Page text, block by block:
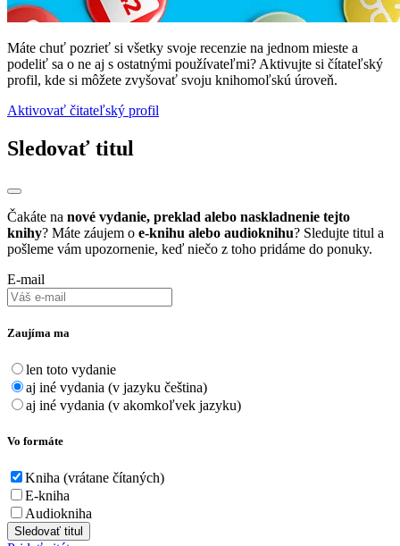
Máte chuť pozrieť si všetky svoje recenzie na jednom mieste a
podeliť sa o ne aj s ostatnými používateľmi? Aktivujte si čítateľský
profil, kde si môžete zvyšovať svoju knihomoľskú úroveň.
Aktivovať čitateľský profil
Sledovať titul
Čakáte na nové vydanie, preklad alebo naskladnenie tejto
knihy? Máte záujem o e-knihu alebo audioknihu? Sledujte titul a
pošleme vám upozornenie, keď niečo z toho pridáme do ponuky.
E-mail
Zaujíma ma
len toto vydanie
aj iné vydania (v jazyku čeština)
aj iné vydania (v akomkoľvek jazyku)
Vo formáte
Kniha (vrátane čítaných)
E-kniha
Audiokniha
Sledovať titul